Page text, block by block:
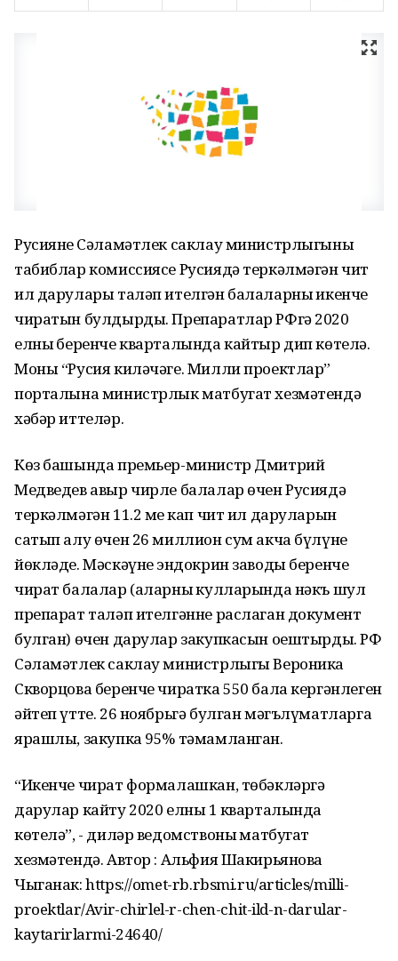
Русиянең Сәламәтлек саклау министрлыгының
табиблар комиссиясе Русиядә теркәлмәгән чит
ил дарулары таләп ителгән балаларның икенче
чиратын булдырды. Препаратлар РФгә 2020
елның беренче кварталында кайтыр дип көтелә.
Моны “Русия киләчәге. Милли проектлар”
порталына министрлык матбугат хезмәтендә
хәбәр иттеләр.
Көз башында премьер-министр Дмитрий
Медведев авыр чирле балалар өчен Русиядә
теркәлмәгән 11.2 мең кап чит ил даруларын
сатып алу өчен 26 миллион сум акча бүлүне
йөкләде. Мәскәүнең эндокрин заводы беренче
чират балалар (аларның кулларында нәкъ шул
препарат таләп ителгәнне раслаган документ
булган) өчен дарулар закупкасын оештырды. РФ
Сәламәтлек саклау министрлыгы Вероника
Скворцова беренче чиратка 550 бала кергәнлеген
әйтеп үтте. 26 ноябрьгә булган мәгълүматларга
ярашлы, закупка 95% тәмамланган.
“Икенче чират формалашкан, төбәкләргә
дарулар кайту 2020 елның 1 кварталында
көтелә”, - диләр ведомствоның матбугат
хезмәтендә. Автор : Альфия Шакирьянова
Чыганак: https://omet-rb.rbsmi.ru/articles/milli-
proektlar/Avir-chirlel-r-chen-chit-ild-n-darular-
kaytarirlarmi-24640/